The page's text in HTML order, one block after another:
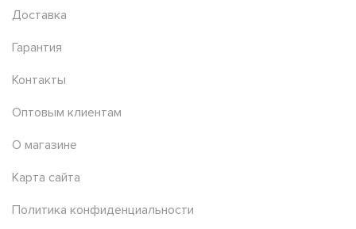
Доставка
Гарантия
Контакты
Оптовым клиентам
О магазине
Карта сайта
Политика конфиденциальности